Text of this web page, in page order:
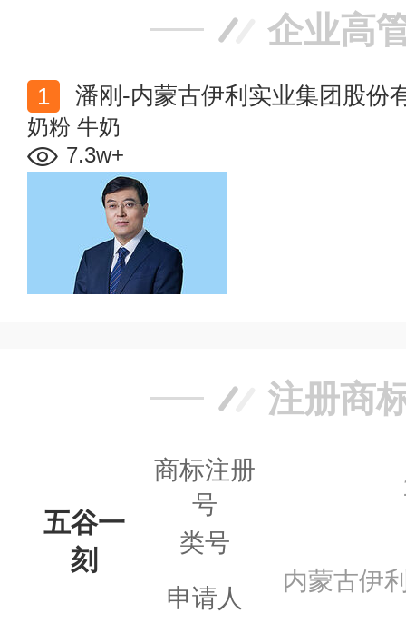
企业高
潘刚-内蒙古伊利实业集团股份
奶粉 牛奶
7.3w+
注册商
五谷一
刻
商标注册
号
类号
申请人
内蒙古伊